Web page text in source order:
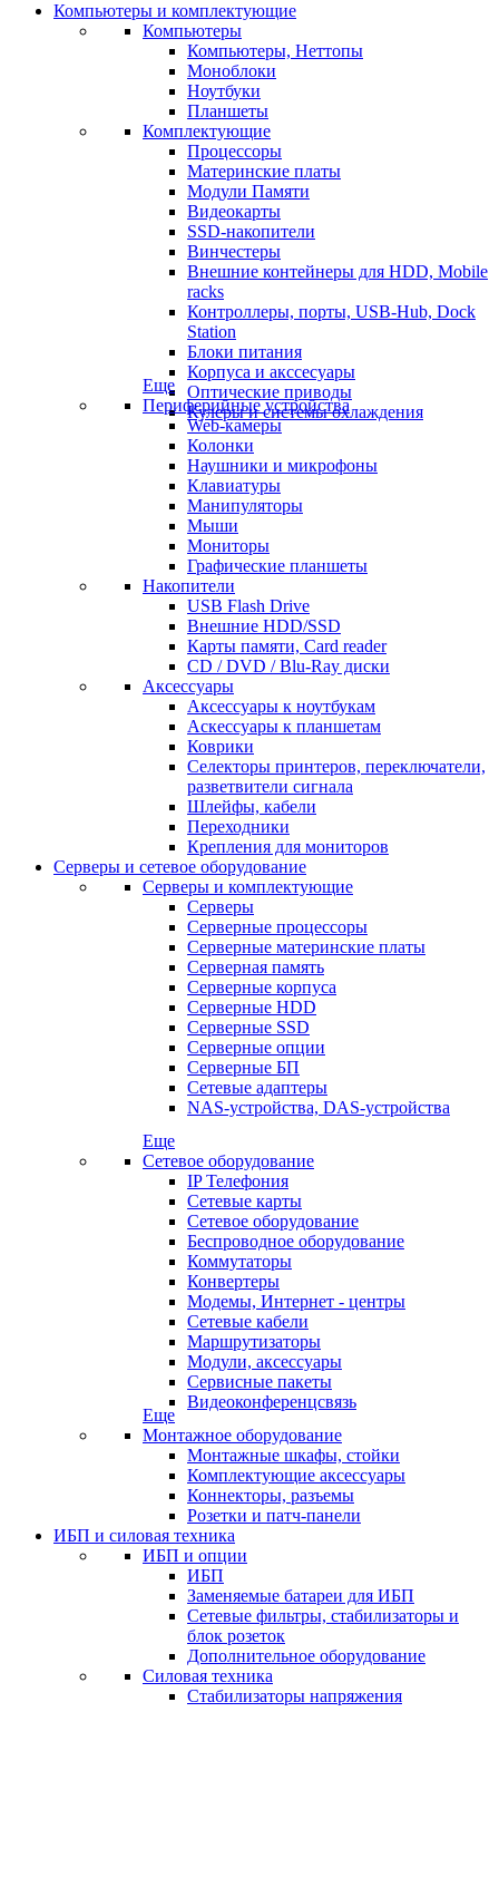
Компьютеры и комплектующие
Компьютеры
Компьютеры, Неттопы
Моноблоки
Ноутбуки
Планшеты
Комплектующие
Процессоры
Материнские платы
Модули Памяти
Видеокарты
SSD-накопители
Винчестеры
Внешние контейнеры для HDD, Mobile
racks
Контроллеры, порты, USB-Hub, Dock
Station
Блоки питания
Корпуса и акссесуары
Оптические приводы
Кулеры и системы охлаждения
Еще
Периферийные устройства
Web-камеры
Колонки
Наушники и микрофоны
Клавиатуры
Манипуляторы
Мыши
Мониторы
Графические планшеты
Накопители
USB Flash Drive
Внешние HDD/SSD
Карты памяти, Card reader
CD / DVD / Blu-Ray диски
Аксессуары
Аксессуары к ноутбукам
Аскессуары к планшетам
Коврики
Селекторы принтеров, переключатели,
разветвители сигнала
Шлейфы, кабели
Переходники
Крепления для мониторов
Серверы и сетевое оборудование
Серверы и комплектующие
Серверы
Серверные процессоры
Серверные материнские платы
Серверная память
Серверные корпуса
Серверные HDD
Серверные SSD
Серверные опции
Серверные БП
Сетевые адаптеры
NAS-устройства, DAS-устройства
Еще
Сетевое оборудование
IP Телефония
Сетевые карты
Сетевое оборудование
Беспроводное оборудование
Коммутаторы
Конвертеры
Модемы, Интернет - центры
Сетевые кабели
Маршрутизаторы
Модули, аксессуары
Сервисные пакеты
Видеоконференцсвязь
Еще
Монтажное оборудование
Монтажные шкафы, стойки
Комплектующие аксессуары
Коннекторы, разъемы
Розетки и патч-панели
ИБП и силовая техника
ИБП и опции
ИБП
Заменяемые батареи для ИБП
Сетевые фильтры, стабилизаторы и
блок розеток
Дополнительное оборудование
Силовая техника
Стабилизаторы напряжения